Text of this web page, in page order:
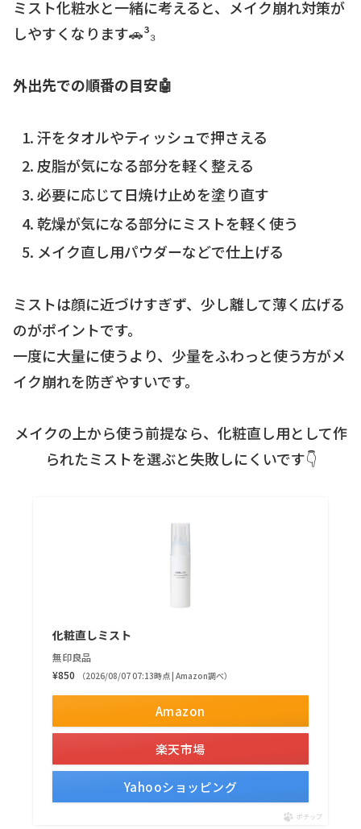
ミスト化粧水と一緒に考えると、メイク崩れ対策が
しやすくなります🚗³₃
外出先での順番の目安🤖
汗をタオルやティッシュで押さえる
皮脂が気になる部分を軽く整える
必要に応じて日焼け止めを塗り直す
乾燥が気になる部分にミストを軽く使う
メイク直し用パウダーなどで仕上げる
ミストは顔に近づけすぎず、少し離して薄く広げる
のがポイントです。
一度に大量に使うより、少量をふわっと使う方がメ
イク崩れを防ぎやすいです。
メイクの上から使う前提なら、化粧直し用として作
られたミストを選ぶと失敗しにくいです👇
化粧直しミスト
無印良品
¥850
（2026/08/07 07:13時点 | Amazon調べ）
Amazon
楽天市場
Yahooショッピング
ポチップ